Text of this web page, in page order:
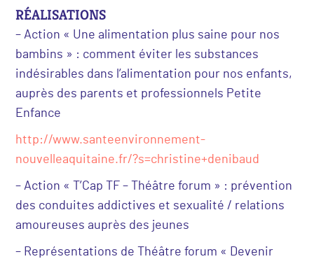
RÉALISATIONS
– Action « Une alimentation plus saine pour nos
bambins » : comment éviter les substances
indésirables dans l’alimentation pour nos enfants,
auprès des parents et professionnels Petite
Enfance
http://www.santeenvironnement-
nouvelleaquitaine.fr/?s=christine+denibaud
– Action « T’Cap TF – Théâtre forum » : prévention
des conduites addictives et sexualité / relations
amoureuses auprès des jeunes
– Représentations de Théâtre forum « Devenir